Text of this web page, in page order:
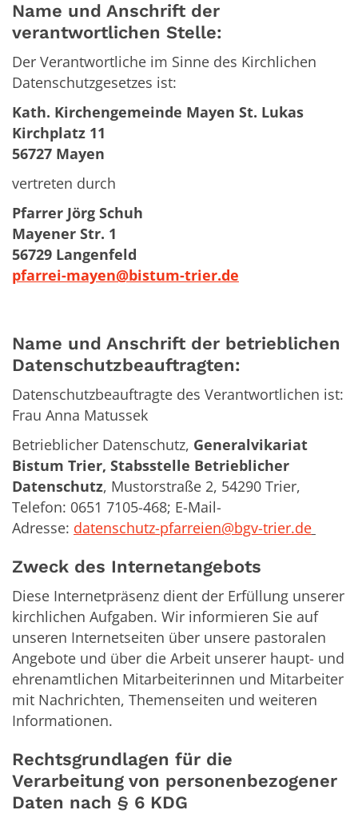
Name und Anschrift der
verantwortlichen Stelle:
Der Verantwortliche im Sinne des Kirchlichen
Datenschutzgesetzes ist:
Kath. Kirchengemeinde Mayen St. Lukas
Kirchplatz 11
56727 Mayen
vertreten durch
Pfarrer Jörg Schuh
Mayener Str. 1
56729 Langenfeld
pfarrei-mayen@bistum-trier.de
Name und Anschrift der betrieblichen
Datenschutzbeauftragten:
Datenschutzbeauftragte des Verantwortlichen ist:
Frau Anna Matussek
Betrieblicher Datenschutz, Generalvikariat
Bistum Trier, Stabsstelle Betrieblicher
Datenschutz, Mustorstraße 2, 54290 Trier,
Telefon: 0651 7105-468; E-Mail-
Adresse: datenschutz-pfarreien@bgv-trier.de
Zweck des Internetangebots
Diese Internetpräsenz dient der Erfüllung unserer
kirchlichen Aufgaben. Wir informieren Sie auf
unseren Internetseiten über unsere pastoralen
Angebote und über die Arbeit unserer haupt- und
ehrenamtlichen Mitarbeiterinnen und Mitarbeiter
mit Nachrichten, Themenseiten und weiteren
Informationen.
Rechtsgrundlagen für die
Verarbeitung von personenbezogener
Daten nach § 6 KDG